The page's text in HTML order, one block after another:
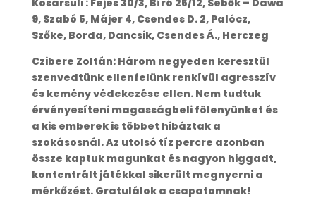
Kosársuli : Fejes 30/3, Bíró 25/12, Sebők – Dawa
9, Szabó 5, Májer 4, Csendes D. 2, Palócz,
Szőke, Borda, Dancsik, Csendes Á., Herczeg
Czibere Zoltán: Három negyeden keresztül
szenvedtünk ellenfelünk renkívül agresszív
és kemény védekezése ellen. Nem tudtuk
érvényesíteni magasságbeli fölenyünket és
a kis emberek is többet hibáztak a
szokásosnál. Az utolsó tíz percre azonban
össze kaptuk magunkat és nagyon higgadt,
kontentrált játékkal sikerült megnyerni a
mérkőzést. Gratulálok a csapatomnak!